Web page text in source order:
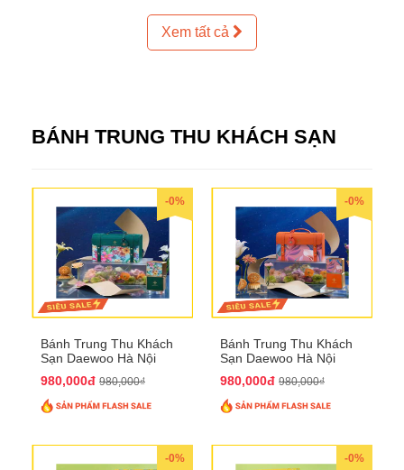
Xem tất cả
BÁNH TRUNG THU KHÁCH SẠN
-0%
Bánh Trung Thu Khách
Sạn Daewoo Hà Nội
QTTT30
980,000đ 980,000₫
-0%
Bánh Trung Thu Khách
Sạn Daewoo Hà Nội
QTTT31
980,000đ 980,000₫
-0% -0%